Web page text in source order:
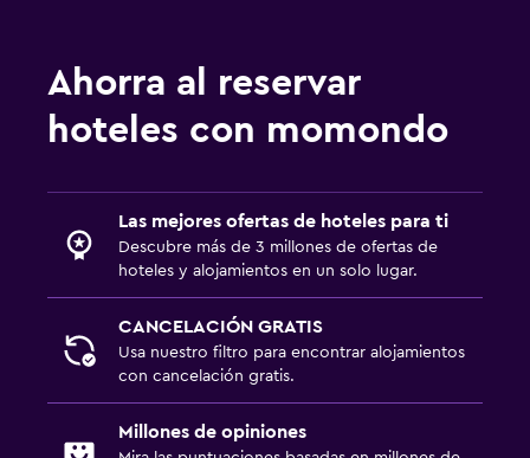
Ahorra al reservar
hoteles con momondo
Las mejores ofertas de hoteles para ti
Descubre más de 3 millones de ofertas de
hoteles y alojamientos en un solo lugar.
CANCELACIÓN GRATIS
Usa nuestro filtro para encontrar alojamientos
con cancelación gratis.
Millones de opiniones